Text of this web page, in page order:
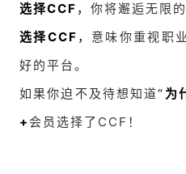
选择CCF ， 你将邂逅无限
选择CCF ， 意味你重视职
好的平台。
如果你迫不及待想知道“ 为
+会员选择了CCF！